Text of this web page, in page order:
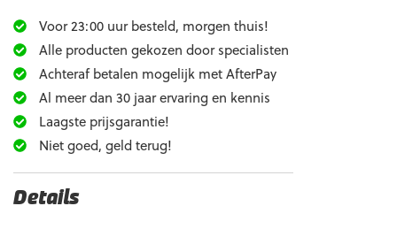
Voor 23:00 uur besteld, morgen thuis!
Alle producten gekozen door specialisten
Achteraf betalen mogelijk met AfterPay
Al meer dan 30 jaar ervaring en kennis
Laagste prijsgarantie!
Niet goed, geld terug!
Details